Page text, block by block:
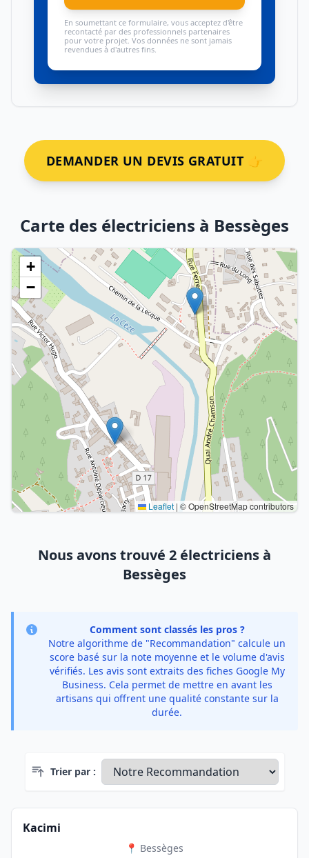
En soumettant ce formulaire, vous acceptez d'être
recontacté par des professionnels partenaires
pour votre projet. Vos données ne sont jamais
revendues à d'autres fins.
DEMANDER UN DEVIS GRATUIT 👉
Carte des électriciens à Bessèges
+
−
Leaflet | © OpenStreetMap contributors
Nous avons trouvé 2 électriciens à
Bessèges
Comment sont classés les pros ?
Notre algorithme de "Recommandation" calcule un
score basé sur la note moyenne et le volume d'avis
vérifiés. Les avis sont extraits des fiches Google My
Business. Cela permet de mettre en avant les
artisans qui offrent une qualité constante sur la
durée.
Trier par :
Kacimi
📍 Bessèges